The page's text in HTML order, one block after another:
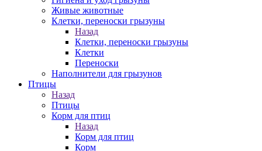
Живые животные
Клетки, переноски грызуны
Назад
Клетки, переноски грызуны
Клетки
Переноски
Наполнители для грызунов
Птицы
Назад
Птицы
Корм для птиц
Назад
Корм для птиц
Корм